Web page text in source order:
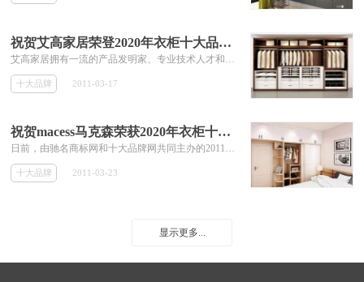
祝贺艾高家居荣登2020年衣柜十大品牌榜
艾高家居拥有一流的产品发明家、专业技术人才和国内比较先进的机械设备，引进美国通用生产理念，充分利用房屋空间，让居室张弛有度，舒适、协...
十大品牌 2011-03-17
祝贺macess马克森荣获2020年衣柜十大品牌
日前，由驰名商标网和十大品牌网共同主办的2011年度衣柜十大品牌榜，其评审结果近日隆重揭晓，著名品牌macess马克森衣柜榜...
十大品牌 2011-03-23
显示更多...